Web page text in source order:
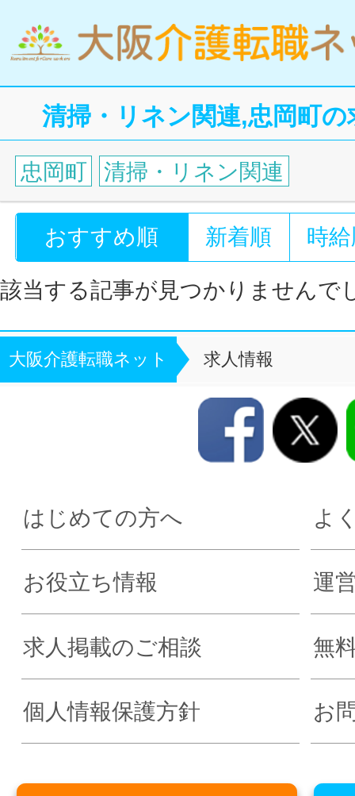
清掃・リネン関連,忠岡町
忠岡町 清掃・リネン関連
おすすめ順 新着順 時
該当する記事が見つかりませんで
大阪介護転職ネット 求人情報
はじめての方へ よ
お役立ち情報 運
求人掲載のご相談 無
個人情報保護方針 お